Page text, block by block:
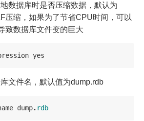
数据库时是否压缩数据，默认为
压缩，如果为了节省CPU时间，可以
致数据库文件变的巨大
yes
文件名，默认值为dump.rdb
dump. rdb